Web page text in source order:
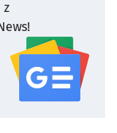
z
serwisu